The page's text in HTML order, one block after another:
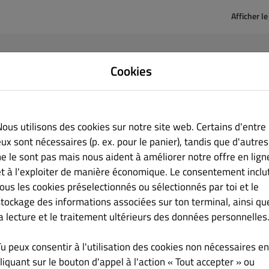
Afficher
de passe
souvenir de moi
Mot de passe oublié ?
Cookies
utilisons des cookies sur notre site web. Certains d'entre
sont nécessaires (p. ex. pour le panier), tandis que d'autres
le sont pas mais nous aident à améliorer notre offre en
à l'exploiter de manière économique. Le consentement
les cookies préselectionnés ou sélectionnés par toi et le
des informations associées sur ton terminal, ainsi
lecture et le traitement ultérieurs des données personnelles.
peux consentir à l'utilisation des cookies non nécessaires en
sur le bouton d'appel à l'action « Tout accepter » ou